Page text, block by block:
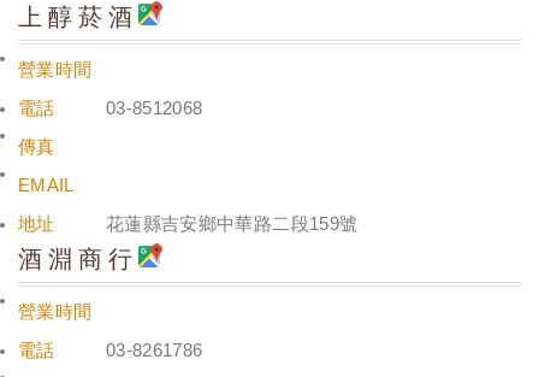
上醇菸酒
營業時間
電話
03-8512068
傳真
EMAIL
地址
花蓮縣吉安鄉中華路二段159號
酒淵商行
營業時間
電話
03-8261786